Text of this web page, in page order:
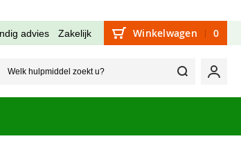
advies Zakelijk Winkelwagen 0
Welk
Mijn